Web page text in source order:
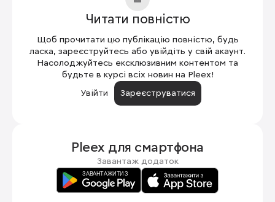
Читати повністю
Щоб прочитати цю публікацію повністю, будь
ласка, зареєструйтесь або увійдіть у свій акаунт.
Насолоджуйтесь ексклюзивним контентом та
будьте в курсі всіх новин на Pleex!
Увійти
Зареєструватися
Pleex для смартфона
Завантаж додаток